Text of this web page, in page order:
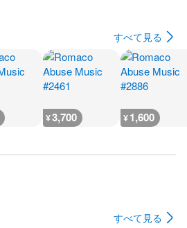
すべて見る
¥3,700 ¥1,600
すべて見る